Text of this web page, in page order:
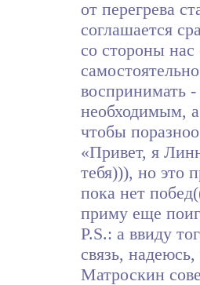
от перегрева
соглашается
со стороны
воспринимать -
необходимым,
чтобы
«Привет, я
тебя))), но это
пока нет
приму еще
P.S.: а ввиду
связь,
Матроскин